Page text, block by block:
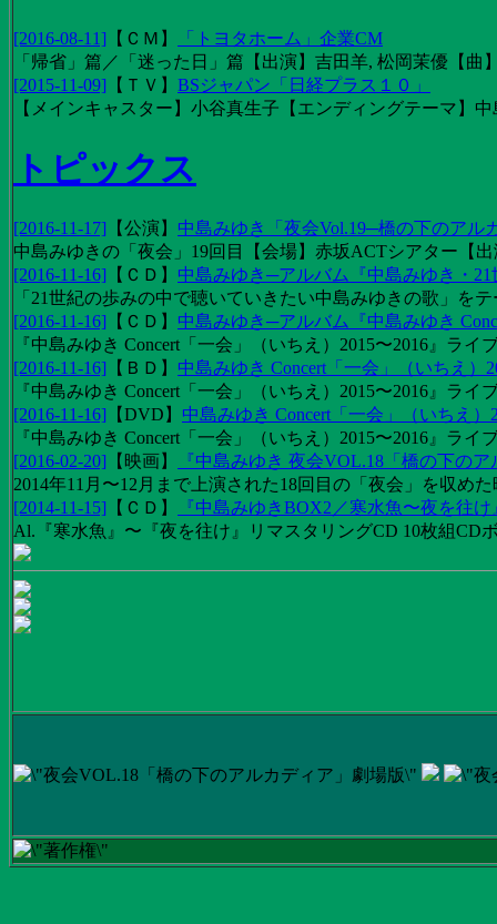
[2016-08-11] 【 ＣＭ 】
「トヨタホーム」企業CM
「帰省」篇／「迷った日」篇【出演】吉田羊, 松岡茉優【
[2015-11-09] 【 ＴＶ 】 BSジャパン「日経プラス１０」
【メインキャスター】小谷真生子【エンディングテーマ】
トピックス
[2016-11-17] 【公演】 中島みゆき「夜会Vol.19─橋の下のアル
中島みゆきの「夜会」19回目【会場】赤坂ACTシアター【
[2016-11-16] 【 ＣＤ 】 中島みゆき─アルバム『中島みゆき・
「21世紀の歩みの中で聴いていきたい中島みゆきの歌」を
[2016-11-16] 【 ＣＤ 】 中島みゆき─アルバム『中島みゆき
『中島みゆき Concert「一会」（いちえ）2015〜2016』ラ
[2016-11-16] 【 ＢＤ 】 中島みゆき Concert「一会」（いちえ）
『中島みゆき Concert「一会」（いちえ）2015〜2016』ラ
[2016-11-16] 【DVD 】 中島みゆき Concert「一会」（いちえ）
『中島みゆき Concert「一会」（いちえ）2015〜2016』ラ
[2016-02-20] 【 映画】
『中島みゆき 夜会VOL.18「橋の下の
2014年11月〜12月まで上演された18回目の「夜会」を収め
[2014-11-15] 【 ＣＤ 】
『中島みゆきBOX2／寒水魚〜夜を往
Al.『寒水魚』〜『夜を往け』リマスタリングCD 10枚組CD